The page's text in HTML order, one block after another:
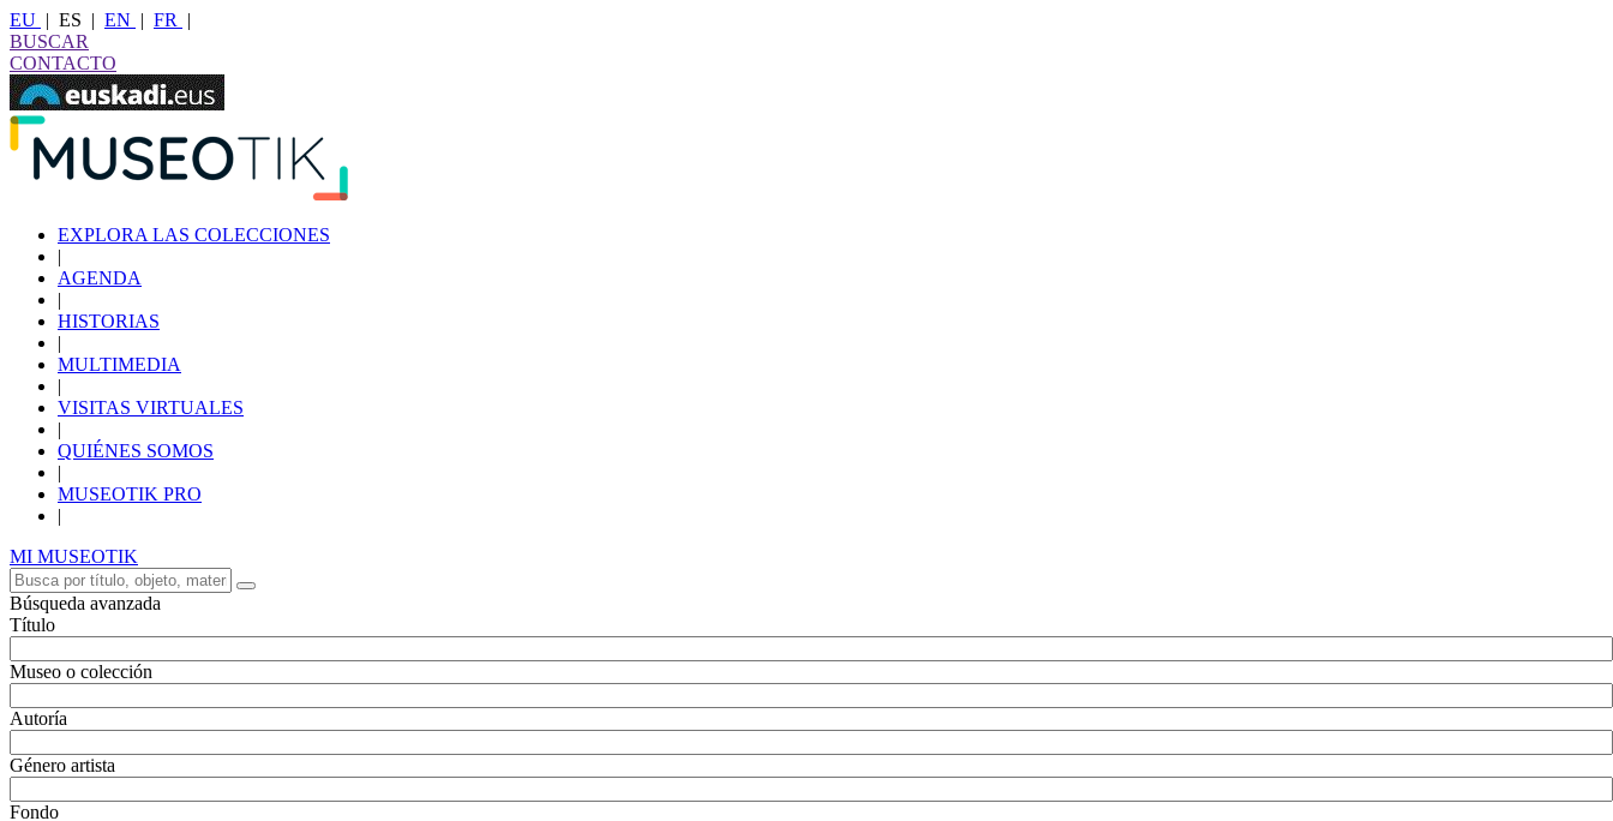
EU | ES | EN | FR
|
BUSCAR
CONTACTO
EXPLORA LAS COLECCIONES
|
AGENDA
|
HISTORIAS
|
MULTIMEDIA
|
VISITAS VIRTUALES
|
QUIÉNES SOMOS
|
MUSEOTIK PRO
|
MI MUSEOTIK
Búsqueda avanzada
Título
Museo o colección
Autoría
Género artista
Fondo